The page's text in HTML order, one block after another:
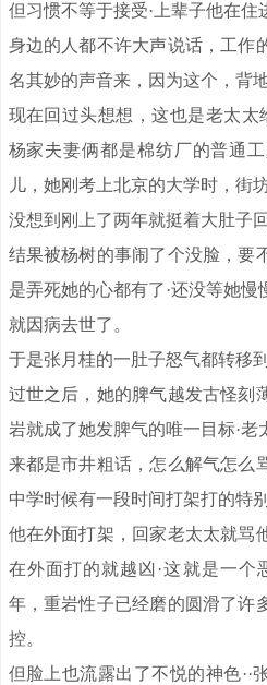
但习惯不等于接受·上辈子他在
身边的人都不许大声说话，工作
名其妙的声音来，因为这个，背
现在回过头想想，这也是老太太
杨家夫妻俩都是棉纺厂的普通
儿，她刚考上北京的大学时，街
没想到刚上了两年就挺着大肚子
结果被杨树的事闹了个没脸，要
是弄死她的心都有了·还没等她
就因病去世了。
于是张月桂的一肚子怒气都转移
过世之后，她的脾气越发古怪刻
岩就成了她发脾气的唯一目标·老
来都是市井粗话，怎么解气怎么
中学时候有一段时间打架打的特别
他在外面打架，回家老太太就骂
在外面打的就越凶·这就是一个
年，重岩性子已经磨的圆滑了许
控。
但脸上也流露出了不悦的神色··